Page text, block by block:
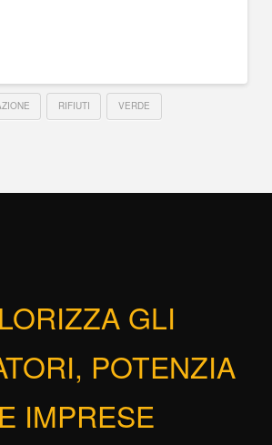
RIFIUTI VERDE
GLI
POTENZIA
IMPRESE